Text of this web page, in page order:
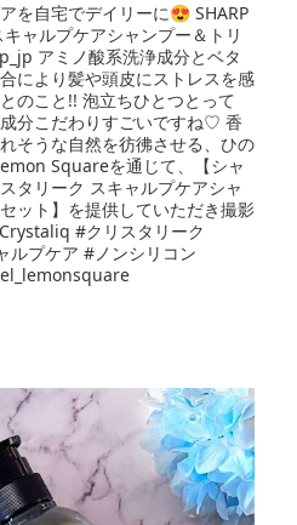
を自宅でデイリーに😍 SHARP
ャルプケアシャンプー＆トリ
アミノ酸系洗浄成分とベタ
により髪や頭皮にストレスを感
のこと!! 泡立ちひとつとって
分こだわりすごいですね♡ 香
そうな自然を彷彿させる、ひの
Squareを通じて、【シャ
タリーク スキャルプケアシャ
ット】を提供していただき撮影
#クリスタリーク
ルプケア #ノンシリコン